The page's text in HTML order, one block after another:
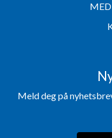
Meld deg på